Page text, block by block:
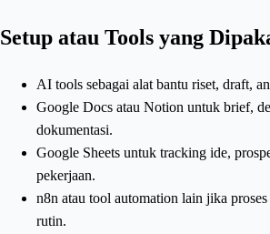
Setup atau Tools yang
AI tools sebagai alat bantu riset, draft,
Google Docs atau Notion untuk brief,
dokumentasi.
Google Sheets untuk tracking ide,
pekerjaan.
n8n atau tool automation lain jika
rutin.